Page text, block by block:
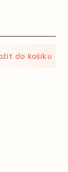
do košíku